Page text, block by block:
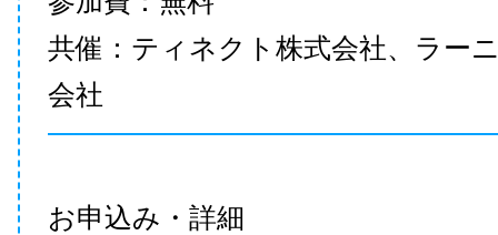
共催：ティネクト株式会社、ラー
会社
お申込み・詳細